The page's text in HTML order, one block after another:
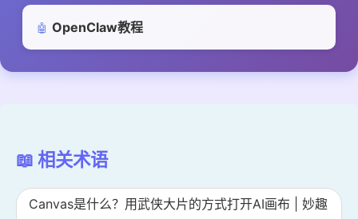
🤖 OpenClaw教程
📖 相关术语
Canvas是什么？用武侠大片的方式打开AI画布 | 妙趣